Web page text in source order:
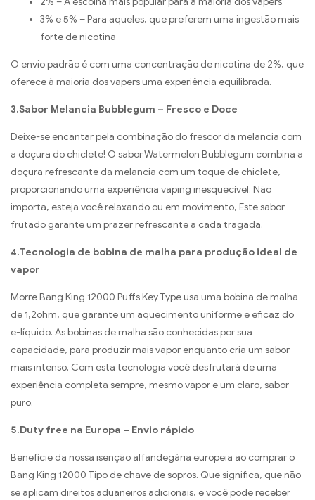
3% e 5% – Para aqueles, que preferem uma ingestão mais
forte de nicotina
O envio padrão é com uma concentração de nicotina de 2%, que
oferece à maioria dos vapers uma experiência equilibrada.
3.Sabor Melancia Bubblegum – Fresco e Doce
Deixe-se encantar pela combinação do frescor da melancia com
a doçura do chiclete! O sabor Watermelon Bubblegum combina a
doçura refrescante da melancia com um toque de chiclete,
proporcionando uma experiência vaping inesquecível. Não
importa, esteja você relaxando ou em movimento, Este sabor
frutado garante um prazer refrescante a cada tragada.
4.Tecnologia de bobina de malha para produção ideal de
vapor
Morre Bang King 12000 Puffs Key Type usa uma bobina de malha
de 1,2ohm, que garante um aquecimento uniforme e eficaz do
e-líquido. As bobinas de malha são conhecidas por sua
capacidade, para produzir mais vapor enquanto cria um sabor
mais intenso. Com esta tecnologia você desfrutará de uma
experiência completa sempre, mesmo vapor e um claro, sabor
puro.
5.Duty free na Europa – Envio rápido
Beneficie da nossa isenção alfandegária europeia ao comprar o
Bang King 12000 Tipo de chave de sopros. Que significa, que não
se aplicam direitos aduaneiros adicionais, e você pode receber